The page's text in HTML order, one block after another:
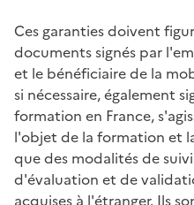
Ces garanties doivent
documents signés par
et le bénéficiaire de la
si nécessaire, également
formation en France,
l'objet de la formation et
que des modalités de
d'évaluation et de
acquises à l'étranger. Ils